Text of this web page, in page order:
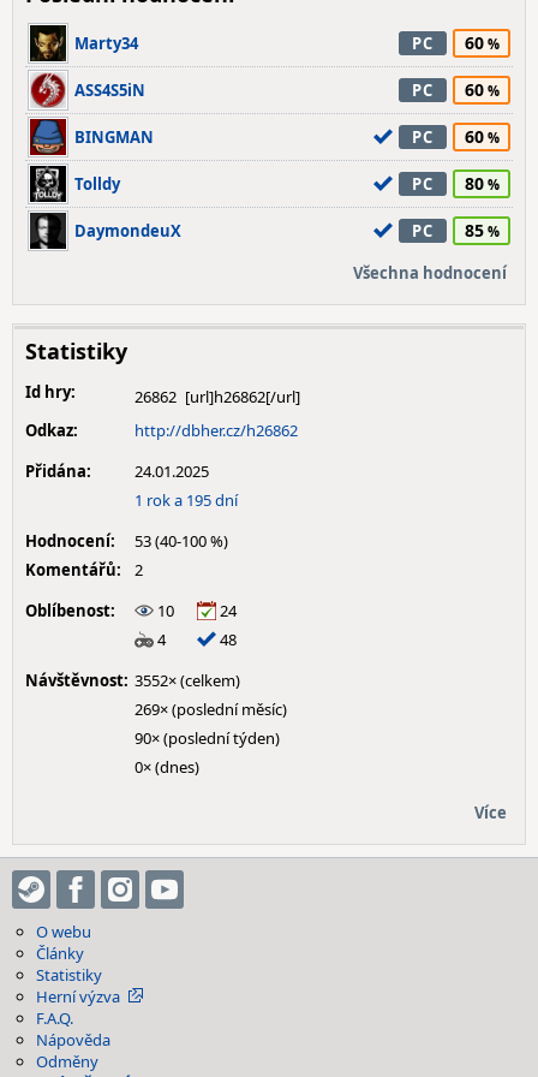
Marty34 PC 60
ASS4S5iN PC 60
BINGMAN PC 60
Tolldy PC 80
DaymondeuX PC 85
Všechna hodnocení
Statistiky
Id hry:
26862
Odkaz:
http://dbher.cz/h26862
Přidána:
24.01.2025
1 rok a 195 dní
Hodnocení:
53 (40-100 %)
Komentářů:
2
Oblíbenost:
10
24
4
48
Návštěvnost: 3552× (celkem)
269× (poslední měsíc)
90× (poslední týden)
0× (dnes)
Více
O webu
Články
Statistiky
Herní výzva
F.A.Q.
Nápověda
Odměny